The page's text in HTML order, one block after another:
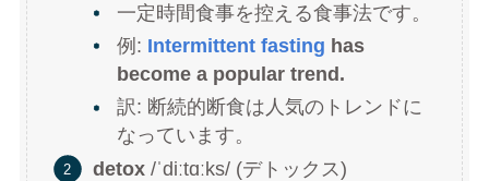
一定時間食事を控える食事法です。
例: Intermittent fasting has
become a popular trend.
訳: 断続的断食は人気のトレンドに
なっています。
detox /ˈdiːtɑːks/ (デトックス)